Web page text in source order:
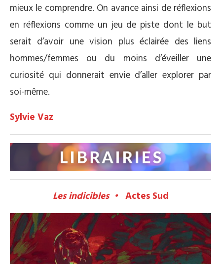
mieux le comprendre. On avance ainsi de réflexions
en réflexions comme un jeu de piste dont le but
serait d’avoir une vision plus éclairée des liens
hommes/femmes ou du moins d’éveiller une
curiosité qui donnerait envie d’aller explorer par
soi-même.
Sylvie Vaz
Les indicibles • Actes Sud